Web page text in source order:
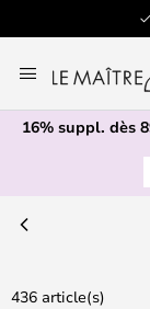
au
contenu
16% suppl. dès
436 article(s)